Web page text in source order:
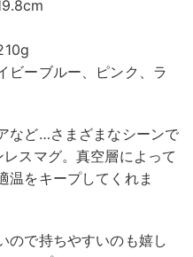
ビーブルー、ピンク、ラ
など…さまざまなシーンで
スマグ。真空層によって
温をキープしてくれま
ので持ちやすいのも嬉し